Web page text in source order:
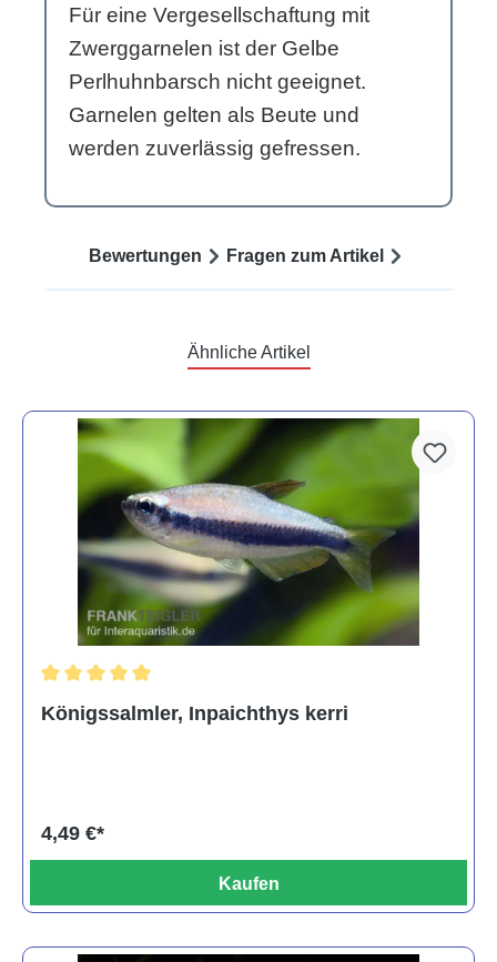
Für eine Vergesellschaftung mit
Zwerggarnelen ist der Gelbe
Perlhuhnbarsch nicht geeignet.
Garnelen gelten als Beute und
werden zuverlässig gefressen.
Bewertungen Fragen zum Artikel
Ähnliche Artikel
Königssalmler, Inpaichthys kerri
4,49 €*
Kaufen